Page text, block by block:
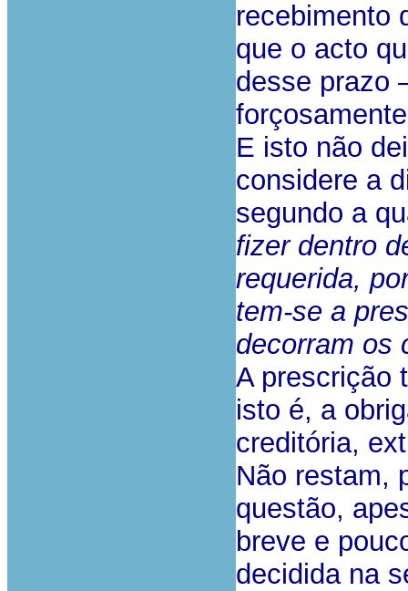
recebimento
que o acto
desse prazo
E isto não
considere a
segundo a
fizer dentro
requerida,
tem-se a
decorram os
A prescrição
isto é, a
creditória,
Não restam,
questão,
breve e
decidida na